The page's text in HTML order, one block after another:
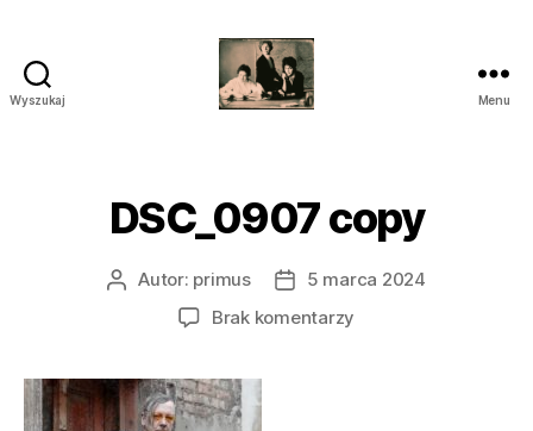
Wyszukaj
śródmieście
piaseczno
Menu
DSC_0907 copy
AutorAutor: primus
Data
wpisu
5 marca 2024
Brak komentarzy